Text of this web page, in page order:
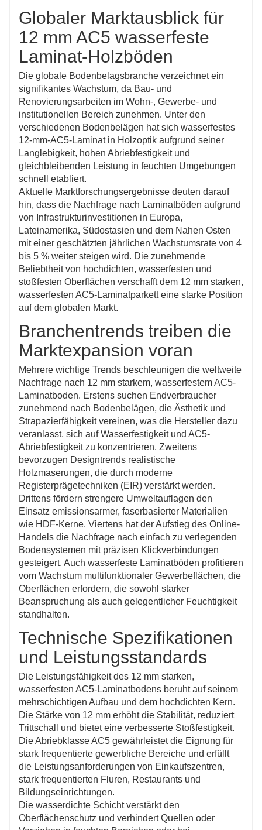
stoßfesten Oberflächen verschafft dem 12 mm
starken, wasserfesten AC5-Laminatparkett eine starke
Position auf dem globalen Markt.
Globaler Marktausblick für
12 mm AC5 wasserfeste
Laminat-Holzböden
Die globale Bodenbelagsbranche verzeichnet ein
signifikantes Wachstum, da Bau- und
Renovierungsarbeiten im Wohn-, Gewerbe- und
institutionellen Bereich zunehmen. Unter den
verschiedenen Bodenbelägen hat sich wasserfestes
12-mm-AC5-Laminat in Holzoptik aufgrund seiner
Langlebigkeit, hohen Abriebfestigkeit und
gleichbleibenden Leistung in feuchten Umgebungen
schnell etabliert.
Aktuelle Marktforschungsergebnisse deuten darauf
hin, dass die Nachfrage nach Laminatböden aufgrund
von Infrastrukturinvestitionen in Europa,
Lateinamerika, Südostasien und dem Nahen Osten
mit einer geschätzten jährlichen Wachstumsrate von 4
bis 5 % weiter steigen wird. Die zunehmende
Beliebtheit von hochdichten, wasserfesten und
stoßfesten Oberflächen verschafft dem 12 mm starken,
wasserfesten AC5-Laminatparkett eine starke Position
auf dem globalen Markt.
Branchentrends treiben die
Marktexpansion voran
Mehrere wichtige Trends beschleunigen die weltweite
Nachfrage nach 12 mm starkem, wasserfestem AC5-
Laminatboden. Erstens suchen Endverbraucher
zunehmend nach Bodenbelägen, die Ästhetik und
Strapazierfähigkeit vereinen, was die Hersteller dazu
veranlasst, sich auf Wasserfestigkeit und AC5-
Abriebfestigkeit zu konzentrieren. Zweitens
bevorzugen Designtrends realistische
Holzmaserungen, die durch moderne
Registerprägetechniken (EIR) verstärkt werden.
Drittens fördern strengere Umweltauflagen den
Einsatz emissionsarmer, faserbasierter Materialien
wie HDF-Kerne. Viertens hat der Aufstieg des Online-
Handels die Nachfrage nach einfach zu verlegenden
Bodensystemen mit präzisen Klickverbindungen
gesteigert. Auch wasserfeste Laminatböden profitieren
vom Wachstum multifunktionaler Gewerbeflächen, die
Oberflächen erfordern, die sowohl starker
Beanspruchung als auch gelegentlicher Feuchtigkeit
standhalten.
Technische Spezifikationen
und Leistungsstandards
Die Leistungsfähigkeit des 12 mm starken,
wasserfesten AC5-Laminatbodens beruht auf seinem
mehrschichtigen Aufbau und dem hochdichten Kern.
Die Stärke von 12 mm erhöht die Stabilität, reduziert
Trittschall und bietet eine verbesserte Stoßfestigkeit.
Die Abriebklasse AC5 gewährleistet die Eignung für
stark frequentierte gewerbliche Bereiche und erfüllt
die Leistungsanforderungen von Einkaufszentren,
stark frequentierten Fluren, Restaurants und
Bildungseinrichtungen.
Die wasserdichte Schicht verstärkt den
Oberflächenschutz und verhindert Quellen oder